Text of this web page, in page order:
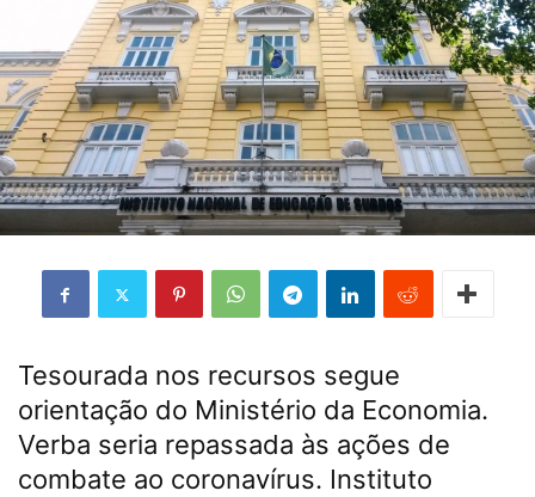
Tesourada nos recursos segue
orientação do Ministério da Economia.
Verba seria repassada às ações de
combate ao coronavírus. Instituto